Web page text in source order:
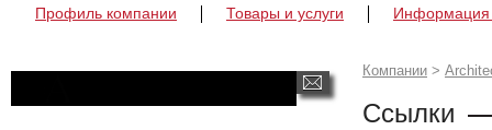
Профиль компании Товары и услуги Информация
Компании >
Ссылки